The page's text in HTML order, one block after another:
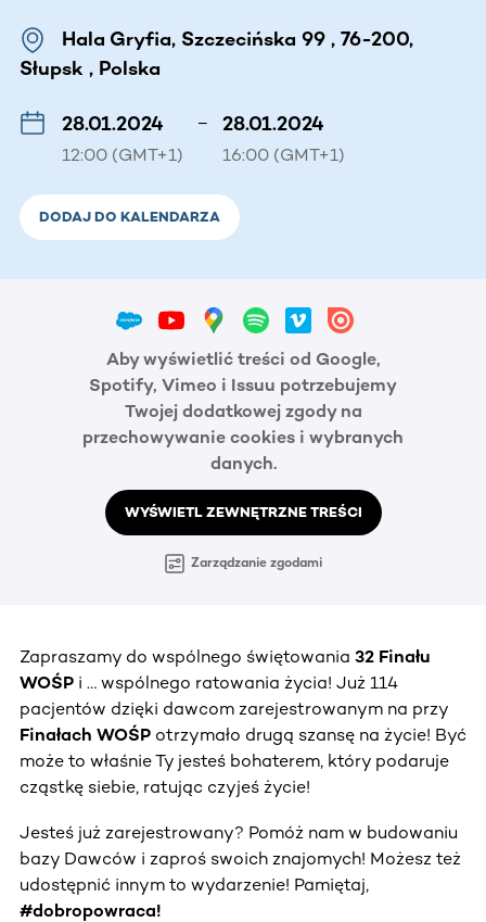
Hala Gryfia, Szczecińska 99 , 76-200,
Słupsk , Polska
28.01.2024
12:00 (GMT+1)
– 28.01.2024
16:00 (GMT+1)
DODAJ DO KALENDARZA
Aby wyświetlić treści od Google,
Spotify, Vimeo i Issuu potrzebujemy
Twojej dodatkowej zgody na
przechowywanie cookies i wybranych
danych.
WYŚWIETL ZEWNĘTRZNE TREŚCI
Zarządzanie zgodami
Zapraszamy do wspólnego świętowania 32 Finału
WOŚP i … wspólnego ratowania życia! Już 114
pacjentów dzięki dawcom zarejestrowanym na przy
Finałach WOŚP otrzymało drugą szansę na życie! Być
może to właśnie Ty jesteś bohaterem, który podaruje
cząstkę siebie, ratując czyjeś życie!
Jesteś już zarejestrowany? Pomóż nam w budowaniu
bazy Dawców i zaproś swoich znajomych! Możesz też
udostępnić innym to wydarzenie! Pamiętaj,
#dobropowraca!